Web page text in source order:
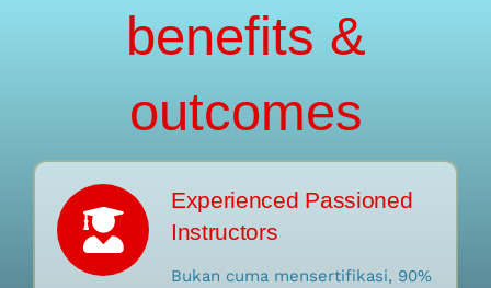
benefits &
outcomes
Experienced Passioned
Instructors
Bukan cuma mensertifikasi, 90%